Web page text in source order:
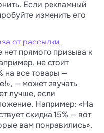
Если рекламный
изменить его
от рассылки,
нет прямого призыва к
не стоит
на все товары —
— может звучать
лучше, если
Например: «На
скидка 15% — вот
вам понравились».